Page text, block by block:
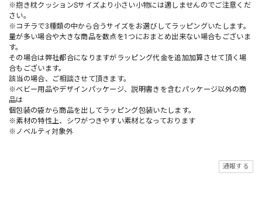
※抱き枕クッションSサイズより小さい小物には適しませんのでご注意くだ
さい。
※コチラで3種類の中から合うサイズをお選びしてラッピングいたします。
量が多い場合や大きな商品を数点を1つにおまとめ出来ない場合もございま
す。
その場合は弊社都合になりますがラッピング代金を追加加算させて頂く場
合もございます。
該当の場合、ご相談させて頂きます。
※ベビー用品やデザインパッケージ、説明書きを含むパッケージ以外の商
品は
個包装の袋から商品を出してラッピング包装いたします。
※素材の特性上、シワがつきやすい素材となっております
※ノベルティ対象外
通報する